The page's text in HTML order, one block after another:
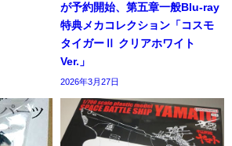
が予約開始、第五章一般Blu-ray
特典メカコレクション「コスモ
タイガーⅡ クリアホワイト
Ver.」
2026年3月27日